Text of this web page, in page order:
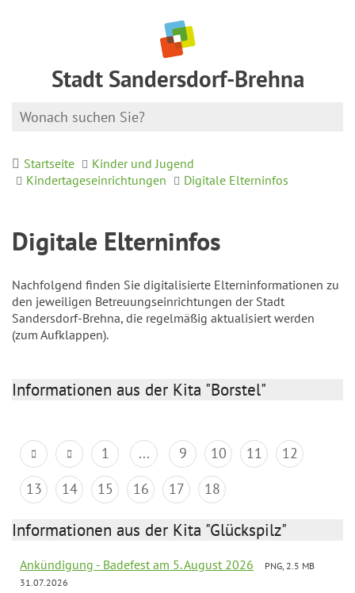
Stadt Sandersdorf-Brehna
Startseite
Kinder und Jugend
Kindertageseinrichtungen
Digitale Elterninfos
Digitale Elterninfos
Nachfolgend finden Sie digitalisierte Elterninformationen zu
den jeweiligen Betreuungseinrichtungen der Stadt
Sandersdorf-Brehna, die regelmäßig aktualisiert werden
(zum Aufklappen).
Informationen aus der Kita "Borstel"
1 ... 9 10 11
12
13
14 15 16 17 18
Informationen aus der Kita "Glückspilz"
Ankündigung - Badefest am 5. August 2026
PNG, 2.5 MB
31.07.2026